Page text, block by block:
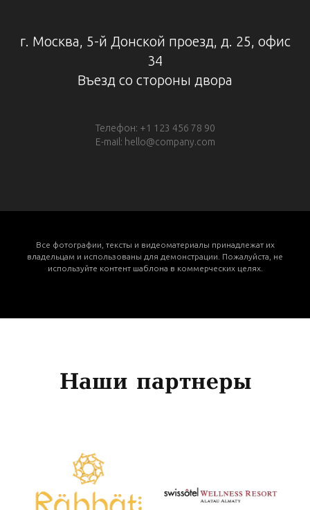
г. Москва, 5-й Донской проезд, д. 25, офис
34
Въезд со стороны двора
Телефон: +1 123 456 78 90
E-mail: hello@company.com
Все фотографии, тексты и видеоматериалы принадлежат их
владельцам и использованы для демонстрации. Пожалуйста, не
используйте контент шаблона в коммерческих целях.
Наши партнеры